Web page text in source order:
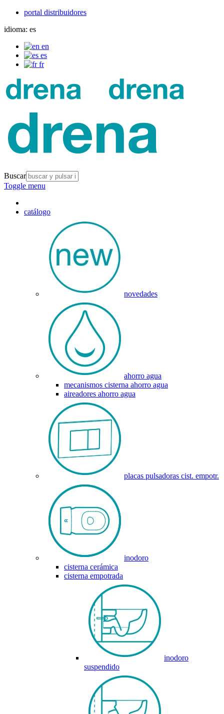
portal distribuidores
idioma: es
en
es
fr
Buscar
Toggle menu
catálogo
novedades
ahorro agua
mecanismos cisterna ahorro agua
aireadores ahorro agua
placas pulsadoras cist. empotr.
inodoro
cisterna cerámica
cisterna empotrada
inodoro
suspendido